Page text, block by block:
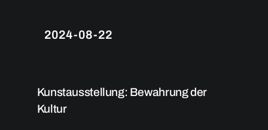
2024-08-22
Kunstausstellung: Bewahrung der
Kultur